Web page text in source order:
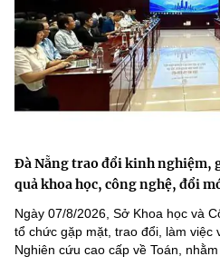
Đà Nẵng trao đổi kinh nghiệm,
quả khoa học, công nghệ, đổi
Ngày 07/8/2026, Sở Khoa học và
tổ chức gặp mặt, trao đổi, làm việc
Nghiên cứu cao cấp về Toán,